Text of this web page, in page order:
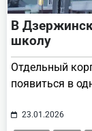
В
школу
Отдельный
появиться в
23.01.2026